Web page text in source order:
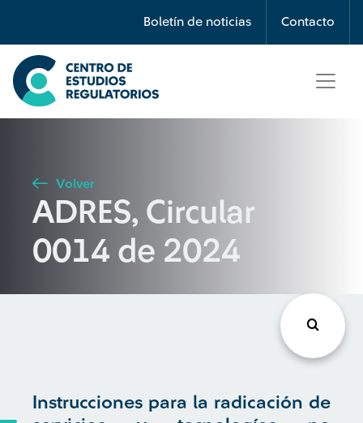
Boletín de noticias Contacto
Búsqueda
Seleccione país
Buscar
Volver
ADRES, Circular
0014 de 2024
Instrucciones para la radicación de